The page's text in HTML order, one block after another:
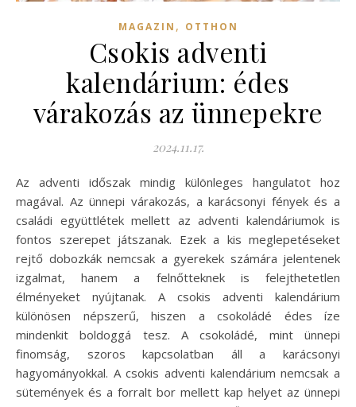
MAGAZIN , OTTHON
Csokis adventi
kalendárium: édes
várakozás az ünnepekre
2024.11.17.
Az adventi időszak mindig különleges hangulatot hoz
magával. Az ünnepi várakozás, a karácsonyi fények és a
családi együttlétek mellett az adventi kalendáriumok is
fontos szerepet játszanak. Ezek a kis meglepetéseket
rejtő dobozkák nemcsak a gyerekek számára jelentenek
izgalmat, hanem a felnőtteknek is felejthetetlen
élményeket nyújtanak. A csokis adventi kalendárium
különösen népszerű, hiszen a csokoládé édes íze
mindenkit boldoggá tesz. A csokoládé, mint ünnepi
finomság, szoros kapcsolatban áll a karácsonyi
hagyományokkal. A csokis adventi kalendárium nemcsak a
sütemények és a forralt bor mellett kap helyet az ünnepi